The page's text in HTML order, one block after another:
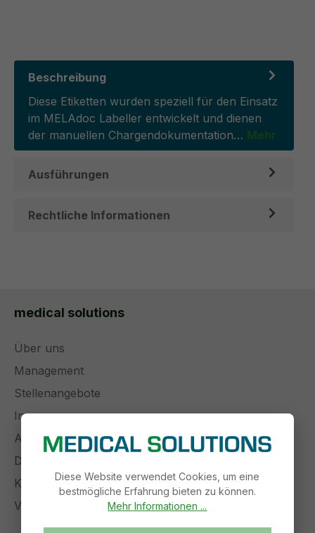
Beschreibung
Diese Etiketten wurden speziell für den Einsatz
im MELAdoc Labeller entwickelt und dienen
der manuellen Chargendokumentation… Mehr
Ausführungen
Rechtliche Informationen
medical solutions
Über uns
Management
Stellenangebote
Impressum
AGB
Datenschutz
Kontakt
Versand und Zahlung
Diese Website verwendet Cookies, um eine
bestmögliche Erfahrung bieten zu können.
Mehr Informationen ...